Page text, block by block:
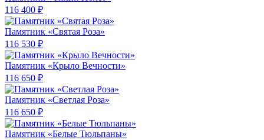
116 400 ₽
Памятник «Святая Роза»
116 530 ₽
Памятник «Крыло Вечности»
116 650 ₽
Памятник «Светлая Роза»
116 650 ₽
Памятник «Белые Тюльпаны»